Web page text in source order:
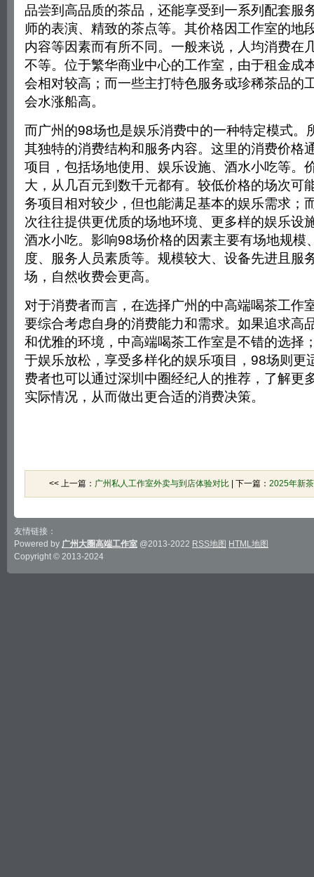
品尝到高品质的茶品，还能享受到一系列配套服
师的表演、精致的茶点等。其价格因工作室的地
内容等因素而有所不同。一般来说，人均消费在
不等。位于繁华商业中心的工作室，由于租金成
会相对较高；而一些主打特色服务或珍稀茶品的
会水涨船高。
而广州的98场也是娱乐消费中的一种特定模式。
其独特的消费结构和服务内容。这里的消费价格
项目，包括场地使用、娱乐设施、酒水小吃等。
大，从几百元到数千元都有。较低价格的场次可
务项目相对较少，但也能满足基本的娱乐需求；
次往往提供更优质的场地环境、更多样的娱乐设
酒水小吃。影响98场价格的因素主要有场地规模
度、服务人员素质等。规模较大、设备先进且服
场，自然收费会更高。
对于消费者而言，在选择广州的中高端喝茶工作
要综合考虑自身的消费能力和需求。如果追求高
和优雅的环境，中高端喝茶工作室是不错的选择
于娱乐放松，享受多样化的娱乐项目，98场则更
费者也可以通过深圳中圈经纪人的推荐，了解更
实际情况，从而做出更合适的消费决策。
<< 上一篇： 广州私人工作室外卖与到店体验对比| 下一篇： 2025年新
友情链接：
Powered by 广州大圈高端工作室 @2013-2022 RSS地图 HTML地图
Copyright © 2013-2024